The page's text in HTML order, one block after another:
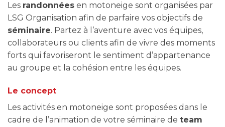
Les randonnées en motoneige sont organisées par
LSG Organisation afin de parfaire vos objectifs de
séminaire. Partez à l’aventure avec vos équipes,
collaborateurs ou clients afin de vivre des moments
forts qui favoriseront le sentiment d’appartenance
au groupe et la cohésion entre les équipes.
Le concept
Les activités en motoneige sont proposées dans le
cadre de l’animation de votre séminaire de team